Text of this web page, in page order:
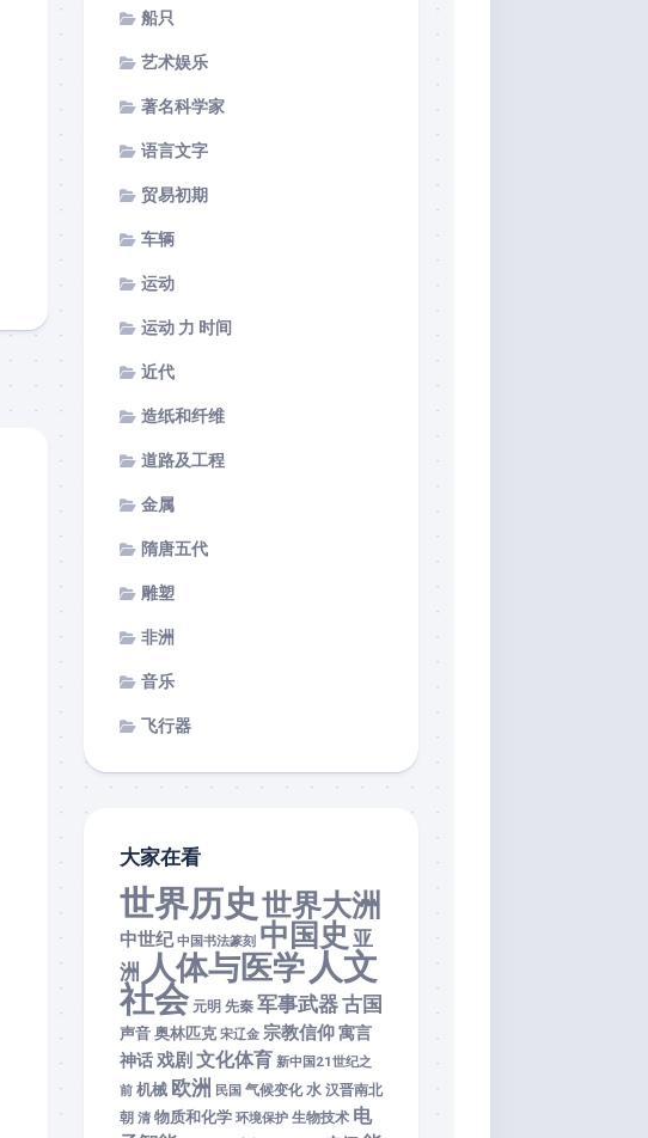
船只
艺术娱乐
著名科学家
语言文字
贸易初期
车辆
运动
运动 力 时间
近代
造纸和纤维
道路及工程
金属
隋唐五代
雕塑
非洲
音乐
飞行器
大家在看
世界历史 世界大洲
中世纪 中国书法篆刻 中国史 亚
洲 人体与医学人文
社会 元明 先秦 军事武器古国
声音 奥林匹克 宋辽金 宗教信仰寓言
神话戏剧 文化体育 新中国21世纪之
前 机械 欧洲 民国 气候变化 水 汉晋南北
朝 清 物质和化学 环境保护 生物技术 电